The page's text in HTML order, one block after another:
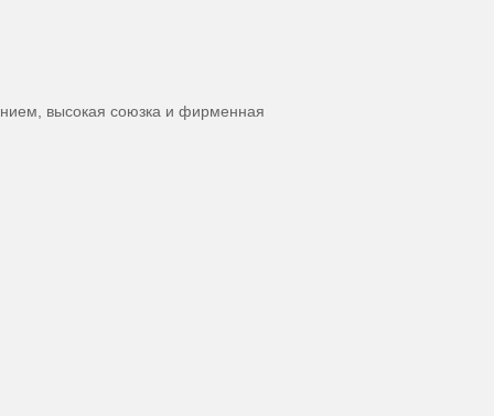
высокая союзка и фирменная